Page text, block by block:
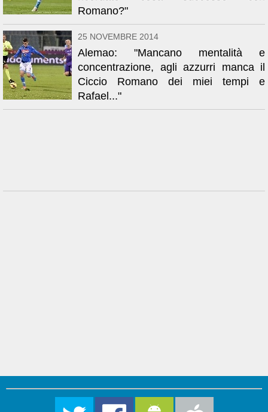
Romano?"
25 NOVEMBRE 2014
Alemao: "Mancano mentalità e
concentrazione, agli azzurri manca il
Ciccio Romano dei miei tempi e
Rafael..."